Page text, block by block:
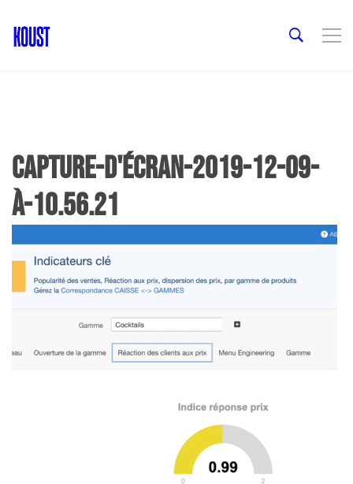
Capture-d'écran-2019-12-09-
à-10.56.21